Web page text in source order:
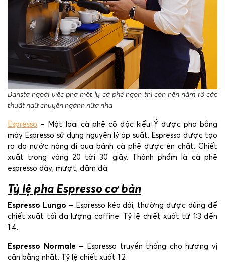
Barista ngoài việc pha một ly cà phê ngon thì còn nên nắm rõ các
thuật ngữ chuyên ngành nữa nha
Espresso – Một loại cà phê cô đặc kiểu Ý được pha bằng
máy Espresso sử dụng nguyên lý áp suất. Espresso được tạo
ra do nước nóng đi qua bánh cà phê được én chặt. Chiết
xuất trong vòng 20 tới 30 giây. Thành phẩm là cà phê
espresso dày, mượt, đậm đà.
Tỷ lệ pha Espresso cơ bản
Espresso Lungo – Espresso kéo dài, thường được dùng để
chiết xuất tối đa lượng caffine. Tỷ lệ chiết xuất từ 1:3 đến
1:4.
Espresso Normale – Espresso truyền thống cho hương vị
cân bằng nhất. Tỷ lệ chiết xuất 1:2